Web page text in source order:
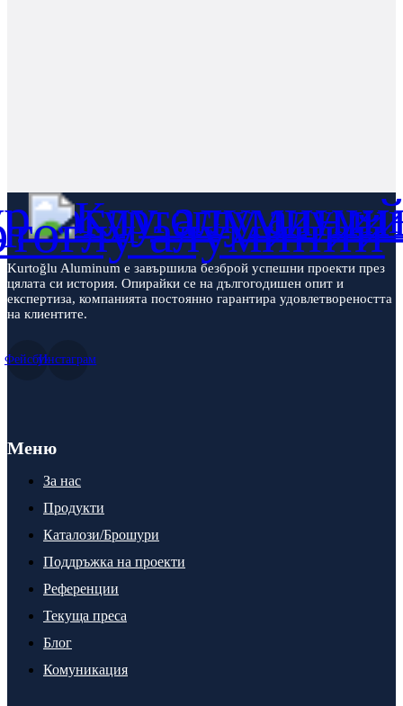
Kurtoğlu Aluminum е завършила безброй успешни проекти през
цялата си история. Опирайки се на дългогодишен опит и
експертиза, компанията постоянно гарантира удовлетвореността
на клиентите.
ФейсбукИнстаграм
Меню
За нас
Продукти
Каталози/Брошури
Поддръжка на проекти
Референции
Текуща преса
Блог
Комуникация